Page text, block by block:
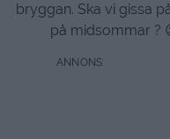
bryggan. Ska vi gissa
på midsommar ?